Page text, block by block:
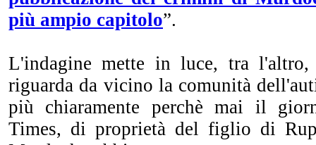
più ampio capitolo”.
L'indagine mette in luce, tra l'altro,
riguarda da vicino la comunità
più chiaramente perchè mai il
Times, di proprietà del figlio di